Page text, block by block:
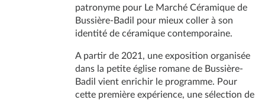
patronyme pour Le Marché Céramique de
Bussière-Badil pour mieux coller à son
identité de céramique contemporaine.
A partir de 2021, une exposition organisée
dans la petite église romane de Bussière-
Badil vient enrichir le programme. Pour
cette première expérience, une sélection de